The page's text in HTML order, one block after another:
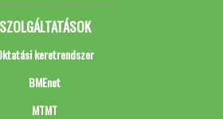
SZOLGÁLTATÁSOK
keretrendszer
BMEnet
MTMT